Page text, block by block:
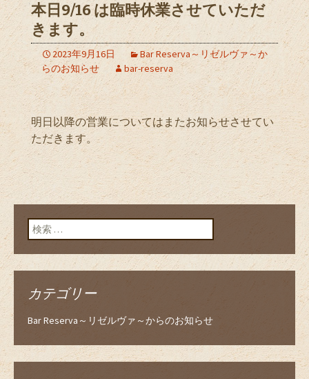
本日9/16 は臨時休業させていただ
きます。
2023年9月16日
Bar Reserva～リゼルヴァ～か
らのお知らせ
bar-reserva
明日以降の営業についてはまたお知らせさせてい
ただきます。
検索:
カテゴリー
Bar Reserva～リゼルヴァ～からのお知らせ